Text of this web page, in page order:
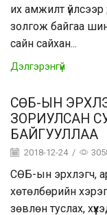
их амжилт
золгож байгаа
сайн сайхан...
Дэлгэрэнгүй
СӨБ-ЫН
ЗОРИУЛСАН
БАЙГУУЛЛАА
2018-12-24 /
СӨБ-ын эрхлэгч,
хөтөлбөрийн
зөвлөн туслах,